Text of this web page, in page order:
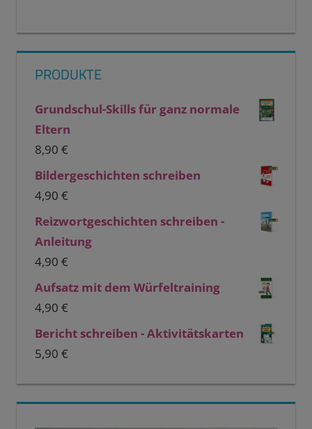
PRODUKTE
Grundschul-Skills für ganz normale
Eltern
8,90 €
Bildergeschichten schreiben
4,90 €
Reizwortgeschichten schreiben -
Anleitung
4,90 €
Aufsatz mit dem Würfeltraining
4,90 €
Bericht schreiben - Aktivitätskarten
5,90 €